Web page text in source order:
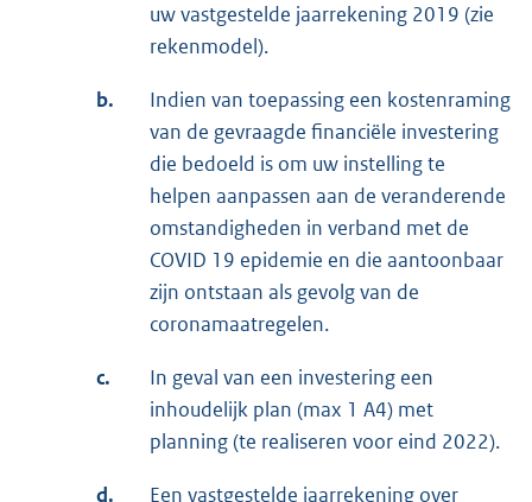
uw vastgestelde jaarrekening 2019 (zie
rekenmodel).
b.
Indien van toepassing een kostenraming
van de gevraagde financiële investering
die bedoeld is om uw instelling te
helpen aanpassen aan de veranderende
omstandigheden in verband met de
COVID 19 epidemie en die aantoonbaar
zijn ontstaan als gevolg van de
coronamaatregelen.
c.
In geval van een investering een
inhoudelijk plan (max 1 A4) met
planning (te realiseren voor eind 2022).
d.
Een vastgestelde jaarrekening over